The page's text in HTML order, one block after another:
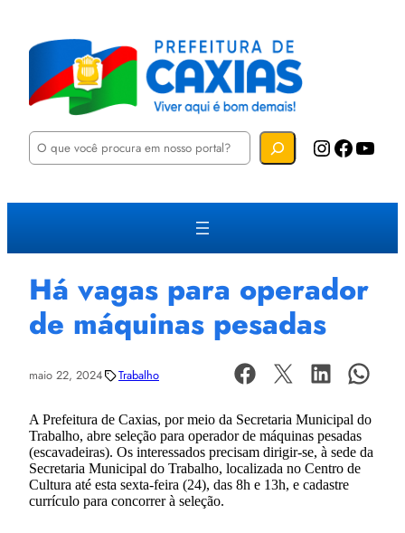
P
u
a
Instagram Facebook YouTube
Há vagas para operador
de máquinas pesadas
maio 22, 2024 Trabalho
A Prefeitura de Caxias, por meio da Secretaria Municipal do
Trabalho, abre seleção para operador de máquinas pesadas
(escavadeiras). Os interessados precisam dirigir-se, à sede da
Secretaria Municipal do Trabalho, localizada no Centro de
Cultura até esta sexta-feira (24), das 8h e 13h, e cadastre
currículo para concorrer à seleção.